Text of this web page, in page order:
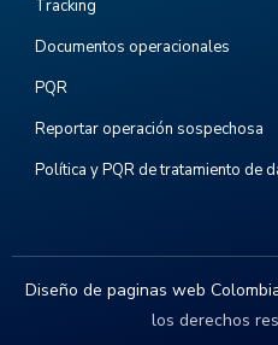
Tracking
Documentos operacionales
PQR
Reportar operación sospechosa
Política y PQR de tratamiento de
Diseño de paginas web
los derechos